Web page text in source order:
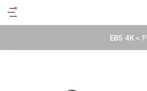
>
EB5 4K